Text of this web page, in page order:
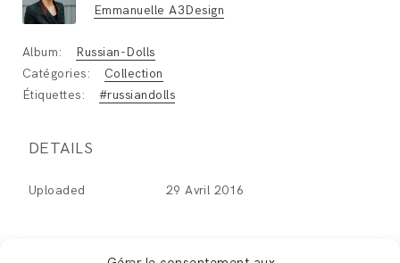
Emmanuelle A3Design
Album:
Russian-Dolls
Catégories:
Collection
Étiquettes:
#russiandolls
DETAILS
Uploaded 29 Avril 2016